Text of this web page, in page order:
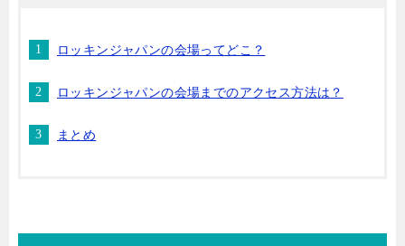
ロッキンジャパンの会場ってどこ？
ロッキンジャパンの会場までのアクセス方法は？
まとめ